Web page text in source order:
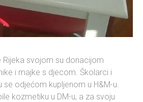
Rijeka svojom su donacijom
i majke s djecom. Školarci i
se odjećom kupljenom u H&M-u.
kozmetiku u DM-u, a za svoju